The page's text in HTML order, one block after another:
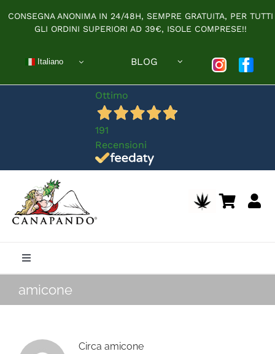
contenuto
CONSEGNA ANONIMA IN 24/48H, SEMPRE GRATUITA, PER TUTTI
GLI ORDINI SUPERIORI AD 39€, ISOLE COMPRESE!!
Italiano BLOG
Ottimo
191
Recensioni
Toggle
Navigation
CHI SIAMO
amicone
Circa amicone